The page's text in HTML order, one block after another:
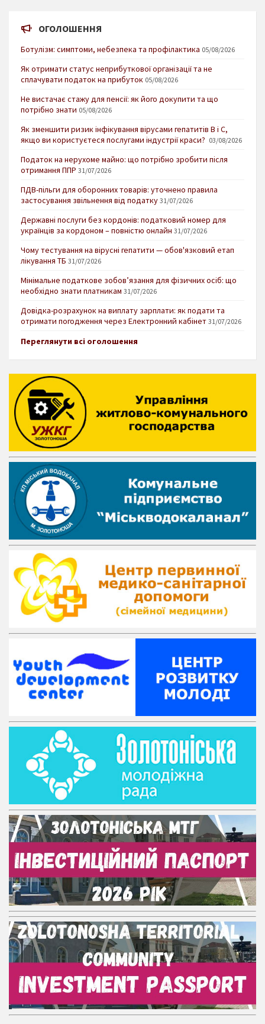
ОГОЛОШЕННЯ
Ботулізм: симптоми, небезпека та профілактика 05/08/2026
Як отримати статус неприбуткової організації та не
сплачувати податок на прибуток 05/08/2026
Не вистачає стажу для пенсії: як його докупити та що
потрібно знати 05/08/2026
Як зменшити ризик інфікування вірусами гепатитів В і С,
якщо ви користуєтеся послугами індустрії краси? 03/08/2026
Податок на нерухоме майно: що потрібно зробити після
отримання ППР 31/07/2026
ПДВ-пільги для оборонних товарів: уточнено правила
застосування звільнення від податку 31/07/2026
Державні послуги без кордонів: податковий номер для
українців за кордоном – повністю онлайн 31/07/2026
Чому тестування на вірусні гепатити — обов'язковий етап
лікування ТБ 31/07/2026
Мінімальне податкове зобов’язання для фізичних осіб: що
необхідно знати платникам 31/07/2026
Довідка-розрахунок на виплату зарплати: як подати та
отримати погодження через Електронний кабінет 31/07/2026
Переглянути всі оголошення